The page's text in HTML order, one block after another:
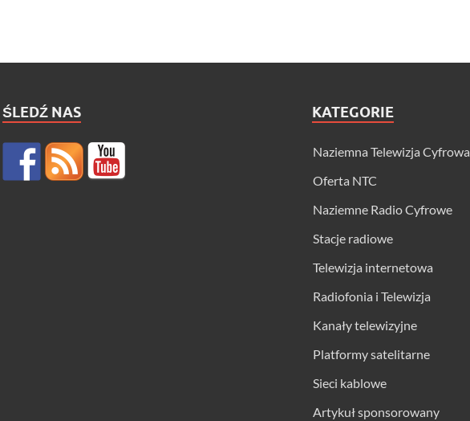
ŚLEDŹ NAS KATEGORIE
Naziemna Telewizja Cyfrowa
Oferta NTC
Naziemne Radio Cyfrowe
Stacje radiowe
Telewizja internetowa
Radiofonia i Telewizja
Kanały telewizyjne
Platformy satelitarne
Sieci kablowe
Artykuł sponsorowany